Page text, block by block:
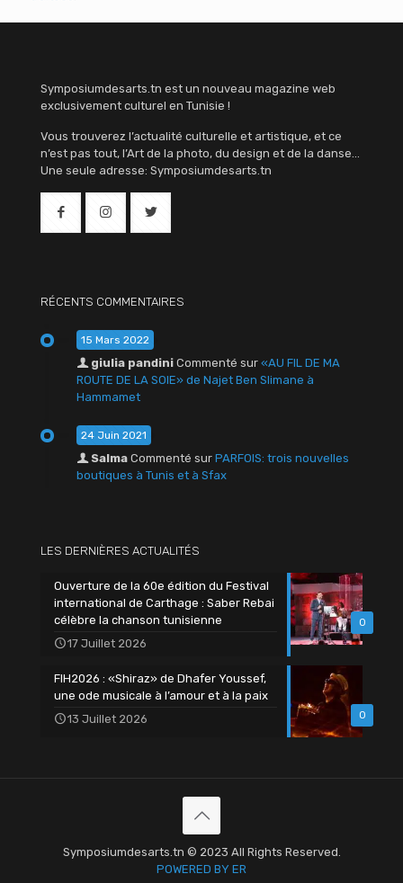
Symposiumdesarts.tn est un nouveau magazine web
exclusivement culturel en Tunisie !
Vous trouverez l’actualité culturelle et artistique, et ce
n’est pas tout, l’Art de la photo, du design et de la danse…
Une seule adresse: Symposiumdesarts.tn
RÉCENTS COMMENTAIRES
15 Mars 2022
giulia pandini Commenté sur «AU FIL DE MA
ROUTE DE LA SOIE» de Najet Ben Slimane à
Hammamet
24 Juin 2021
Salma Commenté sur PARFOIS: trois nouvelles
boutiques à Tunis et à Sfax
LES DERNIÈRES ACTUALITÉS
0
Ouverture de la 60e édition du Festival
international de Carthage : Saber Rebai
célèbre la chanson tunisienne
17 Juillet 2026
0
FIH2026 : «Shiraz» de Dhafer Youssef,
une ode musicale à l’amour et à la paix
13 Juillet 2026
Symposiumdesarts.tn © 2023 All Rights Reserved.
POWERED BY ER